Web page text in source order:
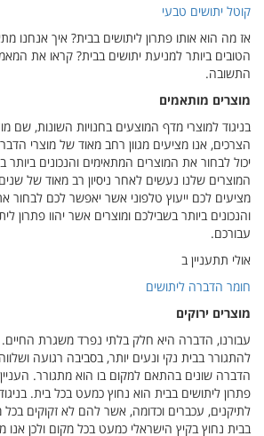
קוטל יתושים טבעי
אז מה הוא אותו פתרון ליתושים בבית? איך אנחנו
הטובים ביותר למניעת יתושים בבית? קראו את
התשובה.
מוצרים מותאמים
בניגוד למוצרי מדף המוצעים בחנויות השונות, שם
הצרכים, אנו מציעים מגוון רחב מאוד של מוצרי
יכול לבחור את המוצרים המתאימים והנכונים ביותר
המוצרים שלנו נעשים לאחר ניסיון רב מאוד של
מציעים לכם ייעוץ טלפוני אשר יאפשר לכם לבחור
והנכונים ביותר בשבילכם ומוצרים אשר יהוו פתרון
עבורכם.
אולי תתעניין ב
חומר הדברה ליתושים
מוצרים ירוקים
עבורנו, הדברה היא חלק בלתי נפרד משגרת
להתגורר בבית נקי ונעים יותר, בסביבה רגועה
הדברה שונים בהתאם למקום בו הוא מתגורר.
פתרון ליתושים בבית הוא נחוץ כמעט בכל בית.
לתיקנים, עכברים וכדומה, אשר להם לא זקוקים בכל
בבית נחוץ בקיץ הישראלי כמעט בכל מקום ולכן אנו